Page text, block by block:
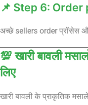
📌 Step 6:
अच्छे sellers order प्रॉसेस
💯 खारी बावली
लिए
खारी बावली के प्राकृतिक